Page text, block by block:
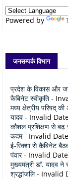
Powered by
जनसम्पर्क विभाग
प्रदेश के विकास और
कैबिनेट स्वीकृति -
मध्य क्षेत्रीय परिषद्
यादव - Invalid
कौशल प्रशिक्षण से बढ़
कदम- Invalid Date
ई-रिक्शा से कैबिनेट
पंवार- Invalid Date
मुख्यमंत्री डॉ. यादव ने
श्रद्धांजलि- Invalid